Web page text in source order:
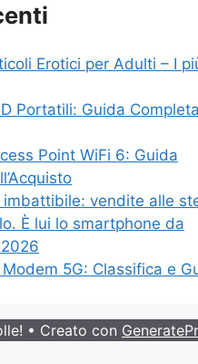
Erotici per Adulti – I
Portatili: Guida Completa
Point WiFi 6: Guida
imbattibile: vendite alle
È lui lo smartphone da
5G: Classifica e
• Creato con